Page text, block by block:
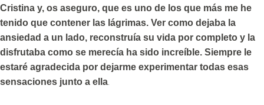
Cristina y, os aseguro, que es uno de los que más me he
tenido que contener las lágrimas. Ver como dejaba la
ansiedad a un lado, reconstruía su vida por completo y la
disfrutaba como se merecía ha sido increíble. Siempre le
estaré agradecida por dejarme experimentar todas esas
sensaciones junto a ella.